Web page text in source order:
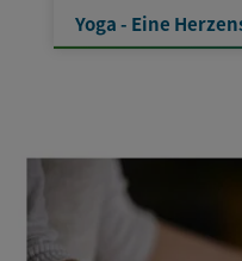
Yoga - Eine